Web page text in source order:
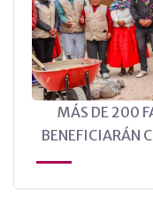
MÁS DE 200
BENEFICIARÁN